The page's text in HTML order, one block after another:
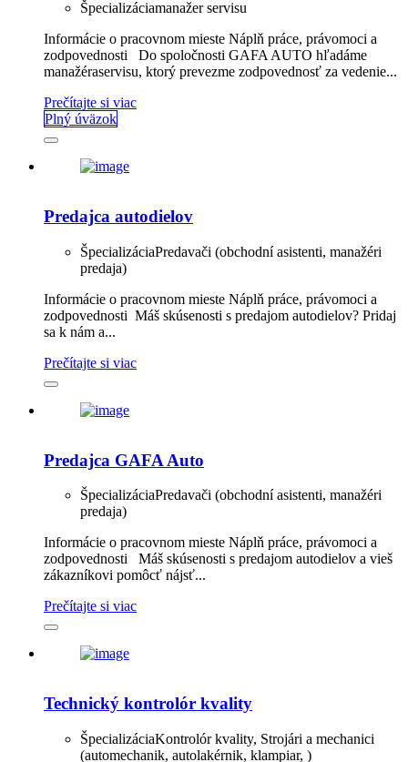
Špecializáciamanažer servisu
Informácie o pracovnom mieste Náplň práce, právomoci a
zodpovednosti Do spoločnosti GAFA AUTO hľadáme
manažéraservisu, ktorý prevezme zodpovednosť za vedenie...
Prečítajte si viac
Plný úväzok
Predajca autodielov
ŠpecializáciaPredavači (obchodní asistenti, manažéri
predaja)
Informácie o pracovnom mieste Náplň práce, právomoci a
zodpovednosti ​ Máš skúsenosti s predajom autodielov? Pridaj
sa k nám a...
Prečítajte si viac
Predajca GAFA Auto
ŠpecializáciaPredavači (obchodní asistenti, manažéri
predaja)
Informácie o pracovnom mieste Náplň práce, právomoci a
zodpovednosti Máš skúsenosti s predajom autodielov a vieš
zákazníkovi pomôcť nájsť...
Prečítajte si viac
Technický kontrolór kvality
ŠpecializáciaKontrolór kvality, Strojári a mechanici
(automechanik, autolakérnik, klampiar, )